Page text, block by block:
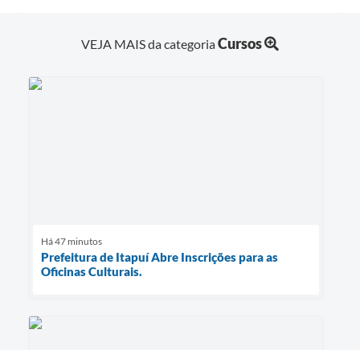
VEJA MAIS da categoriaCursos
Há 47 minutos
Prefeitura de Itapuí Abre Inscrições para as
Oficinas Culturais.